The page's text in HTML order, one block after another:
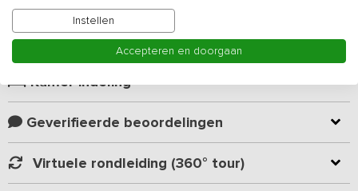
slaapkamers met eigen badkamer, 8 kamers met elk twee aparte 2-
persoons slaapkamers en 8 badkamers. Je huurt de gehele
accommodatie welke bestaat uit 3 inpandige vakantiewoningen
vakantiewoning heeft een gezellige leef- / vergaderruimte met
zithoeken, eettafels en open keuken. De leefruimte in de grootste
vakantiewoning op de begane grond is zeer ruim van opzet en
eten. De grote keuken beschikt over een volledig ingericht
kookeiland. Vanuit deze leefruimte loop je zo de heerlijke tuin met
overdekt terras in.
Lees meer
Kamer indeling
Geverifieerde beoordelingen
Virtuele rondleiding (360° tour)
Instellen
Accepteren en doorgaan